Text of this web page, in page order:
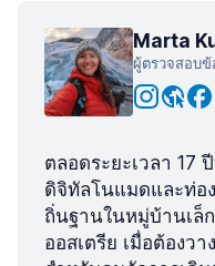
Marta
ผู้ตรวจสอบข้
ตลอดระยะเวลา 17
ดิจิทัลโนแมดและท่อ
ถิ่นฐานในหมู่บ้านเล็
ออสเตรีย เมื่อต้องว